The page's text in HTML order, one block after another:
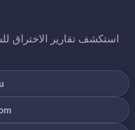
استكشف تقارير الاختراق